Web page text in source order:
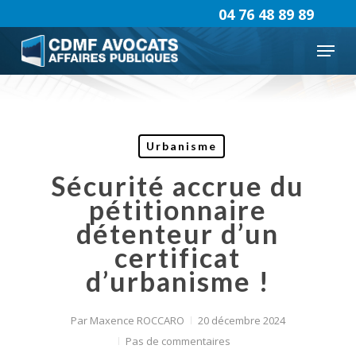
to
main
content
Menu
04 76 48 89 89
Urbanisme
Sécurité accrue du
pétitionnaire
détenteur d’un
certificat
d’urbanisme !
ParMaxence ROCCARO
20 décembre 2024
Pas de commentaires